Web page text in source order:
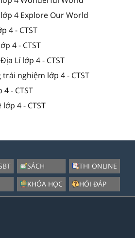
4 Explore Our World
4 - CTST
4 - CTST
Lí lớp 4 - CTST
nghiệm lớp 4 - CTST
- CTST
4 - CTST
SÁCH
KHÓA HỌC
THI ONLINE
HỎI ĐÁP